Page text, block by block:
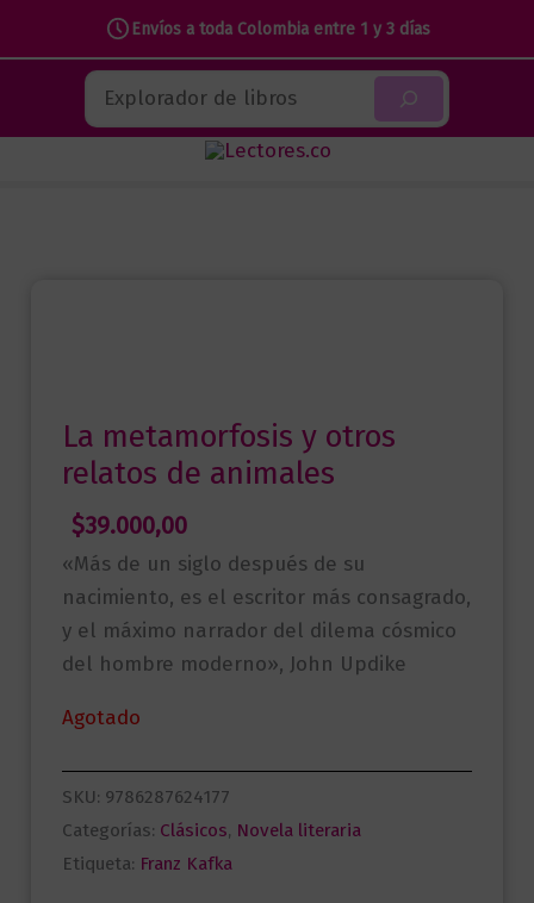
Envíos a toda Colombia entre 1 y 3 días
contenido
Buscar
La metamorfosis y otros
relatos de animales
$39.000,00
«Más de un siglo después de su
nacimiento, es el escritor más consagrado,
y el máximo narrador del dilema cósmico
del hombre moderno», John Updike
Agotado
SKU: 9786287624177
Categorías: Clásicos, Novela literaria
Etiqueta: Franz Kafka